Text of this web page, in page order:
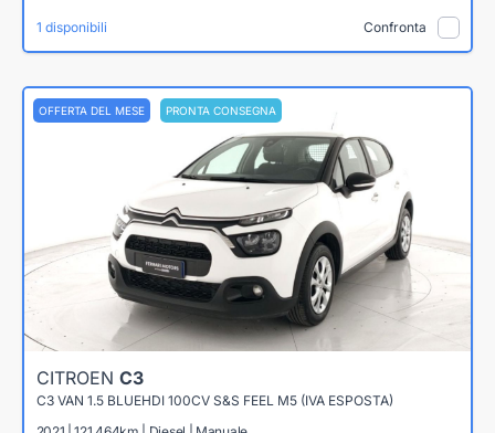
1 disponibili Confronta
OFFERTA DEL MESE PRONTA CONSEGNA
CITROEN C3
C3 VAN 1.5 BLUEHDI 100CV S&S FEEL M5 (IVA ESPOSTA)